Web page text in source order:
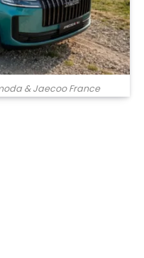
& Jaecoo France